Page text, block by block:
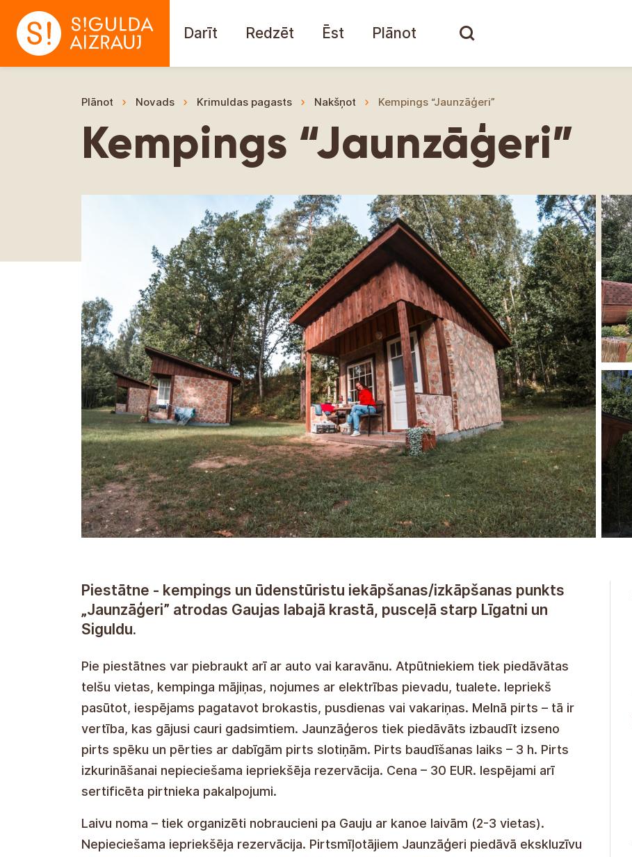
Darīt Redzēt Ēst Plānot
Plānot Novads Krimuldas pagasts Nakšņot Kempings “Jaunzāģeri”
Kempings “Jaunzāģeri”
Piestātne - kempings un ūdenstūristu iekāpšanas/izkāpšanas punkts
„Jaunzāģeri” atrodas Gaujas labajā krastā, pusceļā starp Līgatni un
Siguldu.
Pie piestātnes var piebraukt arī ar auto vai karavānu. Atpūtniekiem tiek piedāvātas
telšu vietas, kempinga mājiņas, nojumes ar elektrības pievadu, tualete. Iepriekš
pasūtot, iespējams pagatavot brokastis, pusdienas vai vakariņas. Melnā pirts – tā ir
vertība, kas gājusi cauri gadsimtiem. Jaunzāģeros tiek piedāvāts izbaudīt izseno
pirts spēku un pērties ar dabīgām pirts slotiņām. Pirts baudīšanas laiks – 3 h. Pirts
izkurināšanai nepieciešama iepriekšēja rezervācija. Cena – 30 EUR. Iespējami arī
sertificēta pirtnieka pakalpojumi.
Laivu noma – tiek organizēti nobraucieni pa Gauju ar kanoe laivām (2-3 vietas).
Nepieciešama iepriekšēja rezervācija. Pirtsmīļotājiem Jaunzāģeri piedāvā ekskluzīvu